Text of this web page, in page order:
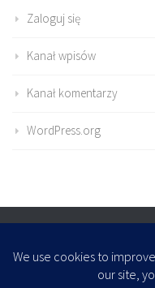
Zaloguj się
Kanał wpisów
Kanał komentarzy
WordPress.org